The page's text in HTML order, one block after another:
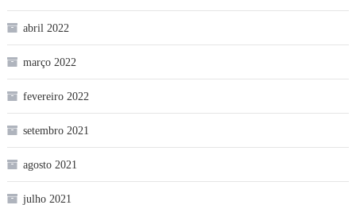
abril 2022
março 2022
fevereiro 2022
setembro 2021
agosto 2021
julho 2021